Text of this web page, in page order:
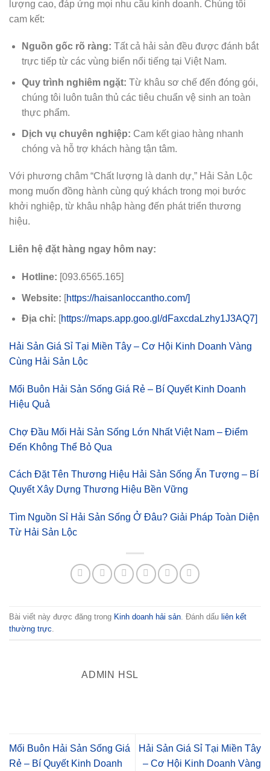
lượng cao, đáp ứng mọi nhu cầu kinh doanh. Chúng tôi
cam kết:
Nguồn gốc rõ ràng: Tất cả hải sản đều được đánh bắt
trực tiếp từ các vùng biển nổi tiếng tại Việt Nam.
Quy trình nghiêm ngặt: Từ khâu sơ chế đến đóng gói,
chúng tôi luôn tuân thủ các tiêu chuẩn vệ sinh an toàn
thực phẩm.
Dịch vụ chuyên nghiệp: Cam kết giao hàng nhanh
chóng và hỗ trợ khách hàng tận tâm.
Với phương châm “Chất lượng là danh dự,” Hải Sản Lộc
mong muốn đồng hành cùng quý khách trong mọi bước
khởi nghiệp, từ khâu nhập hàng đến phát triển thương
hiệu.
Liên hệ đặt hàng ngay hôm nay:
Hotline: [093.6565.165]
Website: [https://haisanloccantho.com/]
Địa chỉ: [https://maps.app.goo.gl/dFaxcdaLzhy1J3AQ7]
Hải Sản Giá Sỉ Tại Miền Tây – Cơ Hội Kinh Doanh Vàng
Cùng Hải Sản Lộc
Mối Buôn Hải Sản Sống Giá Rẻ – Bí Quyết Kinh Doanh
Hiệu Quả
Chợ Đầu Mối Hải Sản Sống Lớn Nhất Việt Nam – Điểm
Đến Không Thể Bỏ Qua
Cách Đặt Tên Thương Hiệu Hải Sản Sống Ấn Tượng – Bí
Quyết Xây Dựng Thương Hiệu Bền Vững
Tìm Nguồn Sỉ Hải Sản Sống Ở Đâu? Giải Pháp Toàn Diện
Từ Hải Sản Lộc
Bài viết này được đăng trong Kinh doanh hải sản . Đánh dấu liên kết
thường trực
ADMIN HSL
Mối Buôn Hải Sản Sống Giá
Rẻ – Bí Quyết Kinh Doanh
Hải Sản Giá Sỉ Tại Miền Tây
– Cơ Hội Kinh Doanh Vàng